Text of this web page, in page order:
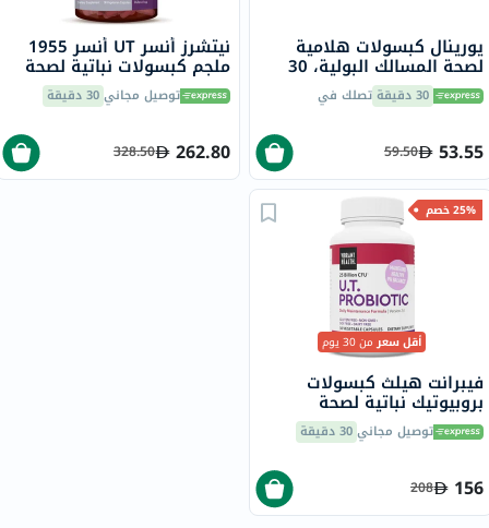
يورينال كبسولات هلامية
لصحة المسالك البولية، 30
قطعة 30 دقيقة تصلك في
53.55
59.50
نيتشرز أنسر UT أنسر 1955
ملجم كبسولات نباتية لصحة
المسالك البولية حزمة من 90
توصيل مجاني30 دقيقة
262.80
328.50
25% خصم
أقل سعرمن 30 يوم
فيبرانت هيلث كبسولات
بروبيوتيك نباتية لصحة
كبسولةتوصيل مجاني30 دقيقة
156
208